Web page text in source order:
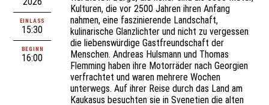
EINLASS
15:30
BEGINN
16:00
Kulturen, die vor 2500 Jahren ihren Anfang
nahmen, eine faszinierende Landschaft,
kulinarische Glanzlichter und nicht zu vergessen
die liebenswürdige Gastfreundschaft der
Menschen. Andreas Hulsmann und Thomas
Flemming haben ihre Motorräder nach Georgien
verfrachtet und waren mehrere Wochen
unterwegs. Auf ihrer Reise durch das Land am
Kaukasus besuchten sie in Svenetien die alten